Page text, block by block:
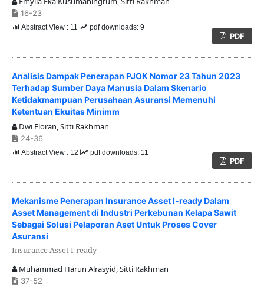
16-23
PDF
Abstract View : 11 pdf downloads: 9
Analisis Dampak Penerapan PJOK Nomor 23 Tahun 2023
Terhadap Sumber Daya Manusia Dalam Skenario
Ketidakmampuan Perusahaan Asuransi Memenuhi
Ketentuan Ekuitas Minimm
Dwi Eloran, Sitti Rakhman
24-36
PDF
Abstract View : 12 pdf downloads: 11
Mekanisme Penerapan Insurance Asset I-ready Dalam
Asset Management di Industri Perkebunan Kelapa Sawit
Sebagai Solusi Pelaporan Aset Untuk Proses Cover
Asuransi
Insurance Asset I-ready
Muhammad Harun Alrasyid, Sitti Rakhman
37-52